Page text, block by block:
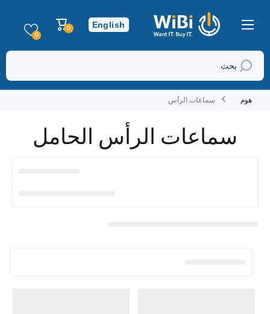
تخطي إلى المحتوى
English
عربة
التسوق
0
عناصر
0
بحث
هوم سماعات الرأس
سماعات الرأس الحامل